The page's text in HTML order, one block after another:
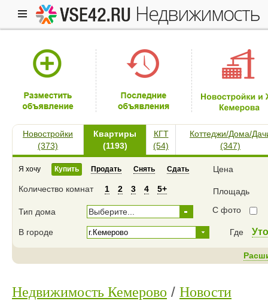
недвижимость
Новостройки
(373)
Квартиры
(1193)
КГТ
(54)
Коттеджи/Дома/
(347)
Я хочу Купить Продать Снять Сдать Цена
Количество комнат 1 2 3 4 5+ Площадь
Тип дома Выберите... С фото
В городе Где
Недвижимость Кемерово Новости